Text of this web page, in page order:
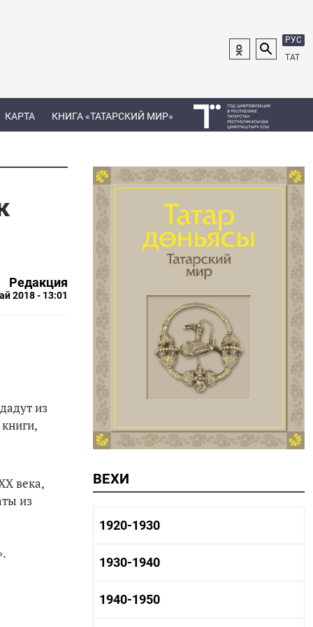
РУС
ТАТ
КАРТА КНИГА «ТАТАРСКИЙ МИР»
Редакция
2018 - 13:01
из
века,
из
ВЕХИ
1920-1930
1920-1930 история
1920-1930 культура
1930-1940
1930-1940 история
1930-1940 культура
1940-1950